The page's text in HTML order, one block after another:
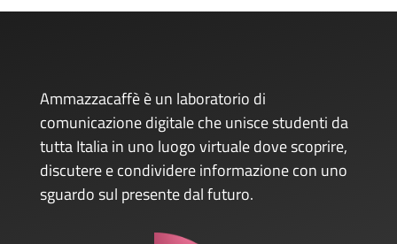
Ammazzacaffè è un laboratorio di
comunicazione digitale che unisce studenti da
tutta Italia in uno luogo virtuale dove scoprire,
discutere e condividere informazione con uno
sguardo sul presente dal futuro.